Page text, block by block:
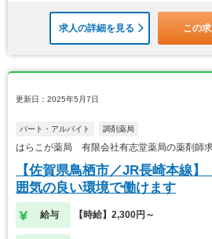
求人の詳細を見る この
更新日：2025年5月7日
パート・アルバイト 調剤薬局
はらこが薬局 有限会社有志堂薬局の薬剤師
【佐賀県鳥栖市／JR長崎本線
囲気の良い環境で働けます
給与 【時給】2,300円～